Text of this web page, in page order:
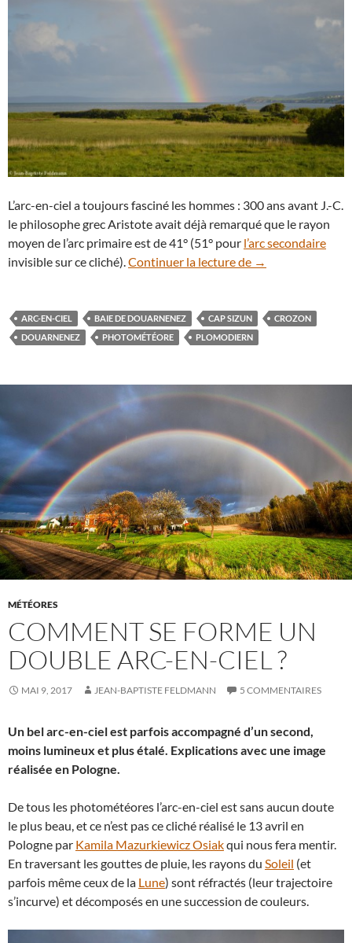
L’arc-en-ciel a toujours fasciné les hommes : 300 ans avant J.-C.
le philosophe grec Aristote avait déjà remarqué que le rayon
moyen de l’arc primaire est de 41° (51° pour l’arc secondaire
invisible sur ce cliché).Continuer la lecture de Arc-en-ciel dans
→
ARC-EN-CIEL BAIE DE DOUARNENEZ CAP SIZUN
CROZON
DOUARNENEZ
PHOTOMÉTÉORE PLOMODIERN
MÉTÉORES
COMMENT SE FORME UN
DOUBLE ARC-EN-CIEL ?
MAI 9, 2017 JEAN-BAPTISTE FELDMANN 5 COMMENTAIRES
Un bel arc-en-ciel est parfois accompagné d’un second,
moins lumineux et plus étalé. Explications avec une image
réalisée en Pologne.
De tous les photométéores l’arc-en-ciel est sans aucun doute
le plus beau, et ce n’est pas ce cliché réalisé le 13 avril en
Pologne par Kamila Mazurkiewicz Osiakqui nous fera mentir.
En traversant les gouttes de pluie, les rayons du Soleil (et
parfois même ceux de la Lune) sont réfractés (leur trajectoire
s’incurve) et décomposés en une succession de couleurs.